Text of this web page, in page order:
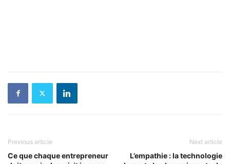
Previous article
Ce que chaque entrepreneur
Next article
L’empathie : la technologie